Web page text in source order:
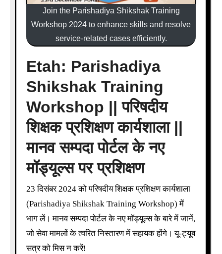
Join the Parishadiya Shikshak Training
Workshop 2024 to enhance skills and resolve
service-related cases efficiently.
Etah: Parishadiya
Shikshak Training
Workshop || परिषदीय
शिक्षक प्रशिक्षण कार्यशाला ||
मानव सम्पदा पोर्टल के नए
मॉड्यूल्स पर प्रशिक्षण
23 दिसंबर 2024 को परिषदीय शिक्षक प्रशिक्षण कार्यशाला
(Parishadiya Shikshak Training Workshop) में
भाग लें। मानव सम्पदा पोर्टल के नए मॉड्यूल्स के बारे में जानें,
जो सेवा मामलों के त्वरित निस्तारण में सहायक होंगे। यू-ट्यूब
सत्र को मिस न करें!